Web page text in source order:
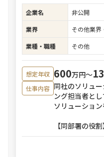
企業名
非公開
業界
その他業界
業種・職種
その他
想定年収 600万円〜
仕事内容 同社のソリュ
ング担当者と
ソリューション
【同部署の役割